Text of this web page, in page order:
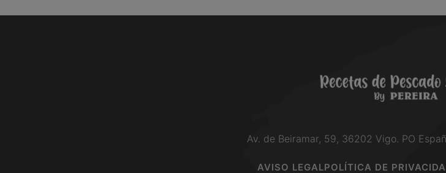
Av. de Beiramar, 59, 36202 Vigo. PO
AVISO LEGALPOLÍTICA DE